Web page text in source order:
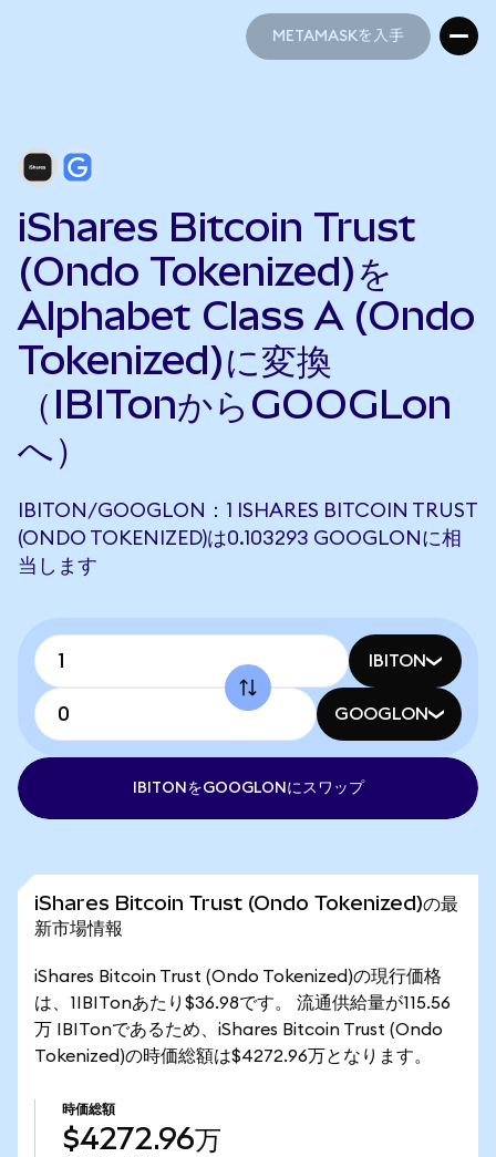
METAMASKを入手
iShares Bitcoin Trust
(Ondo Tokenized)を
Alphabet Class A (Ondo
Tokenized)に変換
（IBITonからGOOGLon
へ）
IBITON/GOOGLON：1 ISHARES BITCOIN TRUST
(ONDO TOKENIZED)は0.103293 GOOGLONに相
当します
IBITON
GOOGLON
IBITONをGOOGLONにスワップ
iShares Bitcoin Trust (Ondo Tokenized)の最
新市場情報
iShares Bitcoin Trust (Ondo Tokenized)の現行価格
は、1IBITonあたり$36.98です。 流通供給量が115.56
万 IBITonであるため、iShares Bitcoin Trust (Ondo
Tokenized)の時価総額は$4272.96万となります。
時価総額
$4272.96万